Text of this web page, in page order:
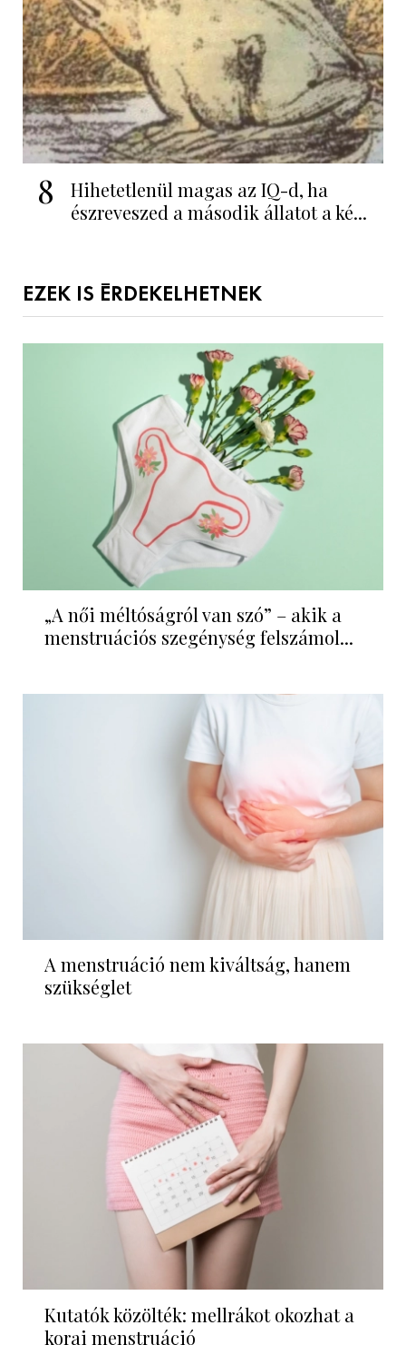
8
Hihetetlenül magas az IQ-d, ha
észreveszed a második állatot a ké...
EZEK IS ÉRDEKELHETNEK
„A női méltóságról van szó” – akik a
menstruációs szegénység felszámol...
A menstruáció nem kiváltság, hanem
szükséglet
Kutatók közölték: mellrákot okozhat a
korai menstruáció